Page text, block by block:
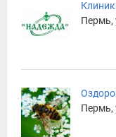
Пермь,
Пермь,